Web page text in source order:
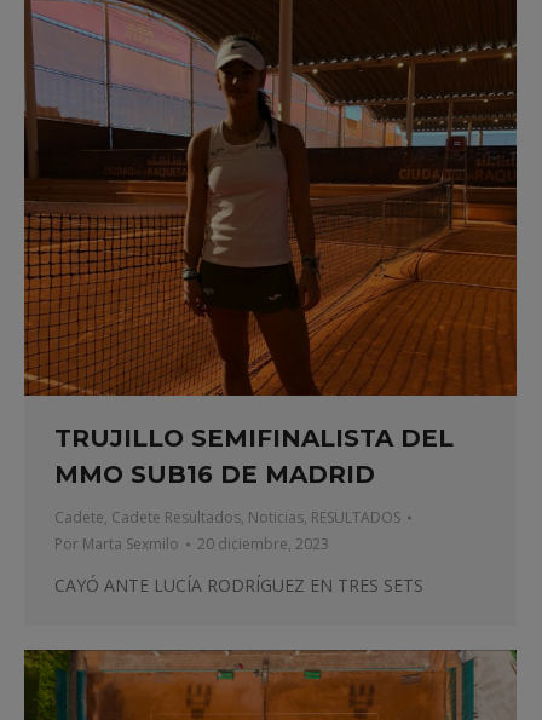
TRUJILLO SEMIFINALISTA DEL
MMO SUB16 DE MADRID
Cadete, Cadete Resultados, Noticias, RESULTADOS
Por Marta Sexmilo 20 diciembre, 2023
CAYÓ ANTE LUCÍA RODRÍGUEZ EN TRES SETS